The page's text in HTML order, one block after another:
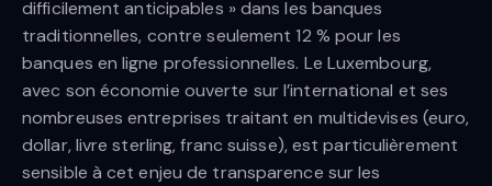
difficilement anticipables » dans les banques
traditionnelles, contre seulement 12 % pour les
banques en ligne professionnelles. Le Luxembourg,
avec son économie ouverte sur l’international et ses
nombreuses entreprises traitant en multidevises (euro,
dollar, livre sterling, franc suisse), est particulièrement
sensible à cet enjeu de transparence sur les